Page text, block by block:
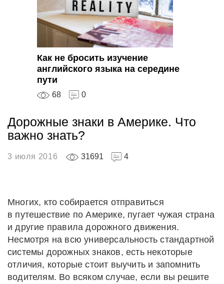
Как не бросить изучение
английского языка на середине
пути
68 0
Дорожные знаки в Америке. Что
важно знать?
3 июля 2016 31691 4
Многих, кто собирается отправиться
в путешествие по Америке, пугает чужая страна
и другие правила дорожного движения.
Несмотря на всю универсальность стандартной
системы дорожных знаков, есть некоторые
отличия, которые стоит выучить и запомнить
водителям. Во всяком случае, если вы решите